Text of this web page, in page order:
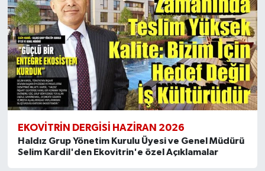
EKOVITRIN DERGISI HAZIRAN 2026
Haldız Grup Yönetim Kurulu Üyesi ve Genel Müdürü
Selim Kardil'den Ekovitrin'e özel Açıklamalar